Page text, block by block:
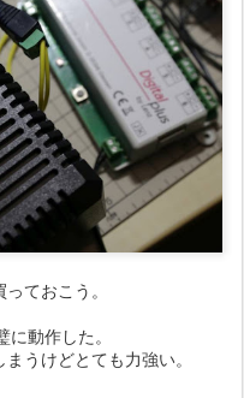
ておこう。
動作した。
うけどとても力強い。